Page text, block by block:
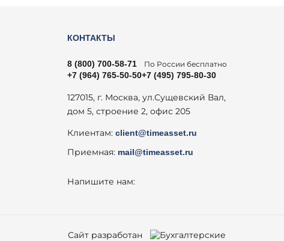
КОНТАКТЫ
8 (800) 700-58-71 По России бесплатно
+7 (964) 765-50-50+7 (495) 795-80-30
127015, г. Москва, ул.Сущевский Вал,
дом 5, строение 2, офис 205
Клиентам:client@timeasset.ru
Приемная: mail@timeasset.ru
Напишите нам:
Сайт разработан